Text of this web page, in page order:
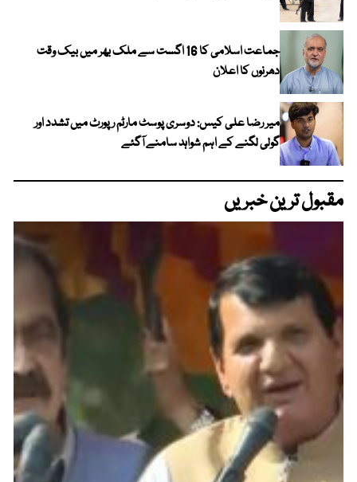
جماعت اسلامی کا 16 اگست سے ملک بھر میں بیک وقت
دھرنوں کا اعلان
میر رضا علی کیس: دوسری پوسٹ مارٹم رپورٹ میں تشدد اور
گولی لگنے کے اہم شواہد سامنے آگئے
مقبول ترین خبریں